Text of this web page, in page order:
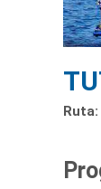
Ruta: